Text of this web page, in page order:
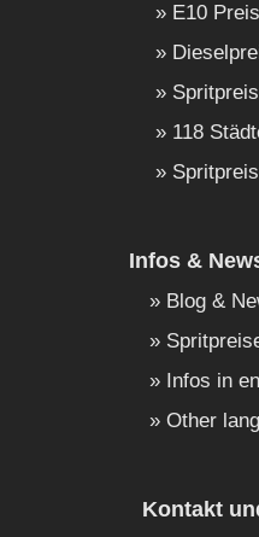
E10
118
Infos &
Blog &
Infos in
Other
Kontakt